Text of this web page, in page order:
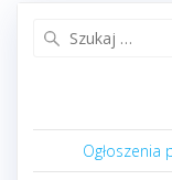
Ogłoszenia